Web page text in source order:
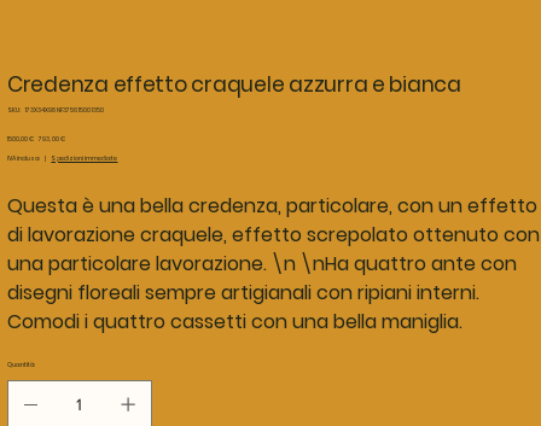
Credenza effetto craquele azzurra e bianca
SKU: SKU
NF3756
1350
173X34X98 NF3756 1500 1350
Prezzo
originale
1500,00 € Prezzo
scontato
793,00 €
IVA inclusa Spedizioni immediate
Questa è una bella credenza, particolare, con un effetto
di lavorazione craquele, effetto screpolato ottenuto con
una particolare lavorazione. \n \nHa quattro ante con
disegni floreali sempre artigianali con ripiani interni.
Comodi i quattro cassetti con una bella maniglia.
Quantità